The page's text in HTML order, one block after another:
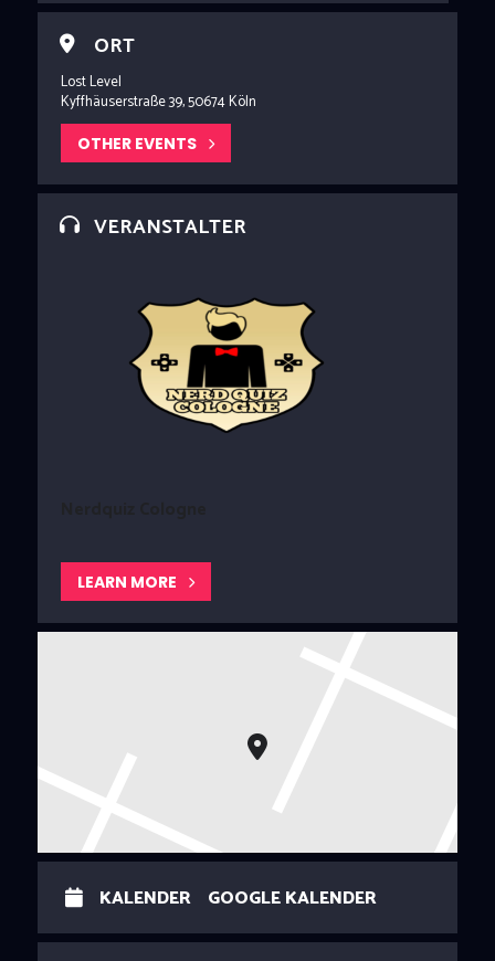
ORT
Lost Level
Kyffhäuserstraße 39, 50674 Köln
OTHER EVENTS
VERANSTALTER
LEARN MORE
KALENDER GOOGLE KALENDER